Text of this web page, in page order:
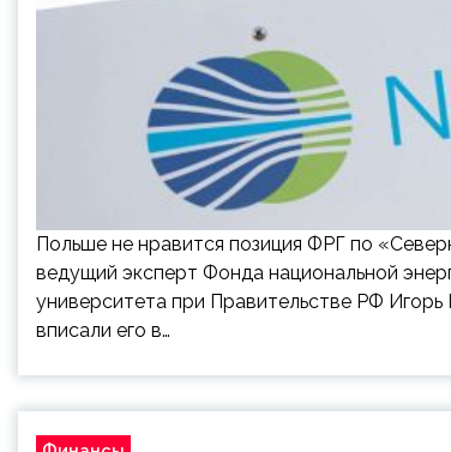
Польше не нравится позиция ФРГ по
ведущий эксперт Фонда национальной
университета при Правительстве РФ
вписали его в…